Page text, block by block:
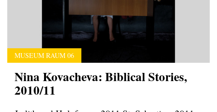
MUSEUM RAUM 06
Nina Kovacheva: Biblical Stories,
2010/11